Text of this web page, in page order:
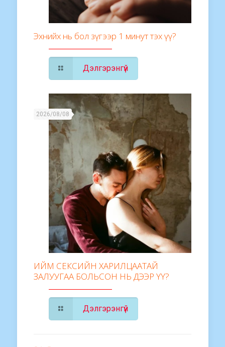
Эхнийх нь бол зүгээр 1 минут тэх үү?
Дэлгэрэнгүй
2026/08/08
ИЙМ СЕКСИЙН ХАРИЛЦААТАЙ
ЗАЛУУГАА БОЛЬСОН НЬ ДЭЭР ҮҮ?
Дэлгэрэнгүй